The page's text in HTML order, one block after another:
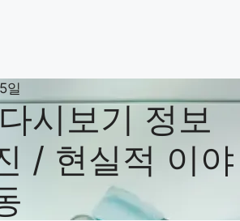
일
시보기 정보
/ 현실적 이야